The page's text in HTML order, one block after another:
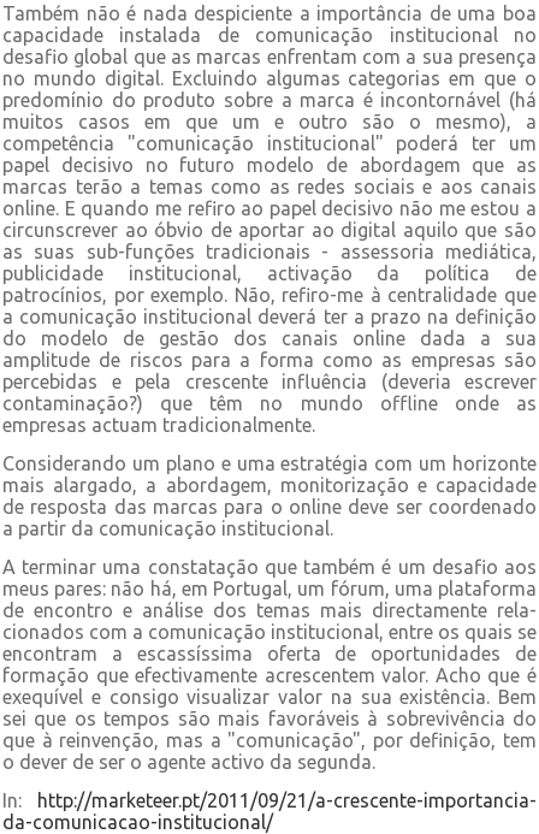
Também não é nada despiciente a importância de uma boa
capacidade instalada de comunicação institucional no
desafio global que as marcas enfrentam com a sua presença
no mundo digital. Excluindo algumas categorias em que o
predomínio do produto sobre a marca é incontornável (há
muitos casos em que um e outro são o mesmo), a
competência "comunicação institucional" poderá ter um
papel decisivo no futuro modelo de abordagem que as
marcas terão a temas como as redes sociais e aos canais
online. E quando me refiro ao papel decisivo não me estou a
circunscrever ao óbvio de aportar ao digital aquilo que são
as suas sub-funções tradicionais - assessoria mediática,
publicidade institucional, activação da política de
patrocínios, por exemplo. Não, refiro-me à centralidade que
a comunicação institucional deverá ter a prazo na definição
do modelo de gestão dos canais online dada a sua
amplitude de riscos para a forma como as empresas são
percebidas e pela crescente influência (deveria escrever
contaminação?) que têm no mundo offline onde as
empresas actuam tradicionalmente.
Considerando um plano e uma estratégia com um horizonte
mais alargado, a aborda­gem, monitorização e capacidade
de resposta das marcas para o online deve ser coordenado
a partir da comunicação institucional.
A terminar uma constatação que também é um desafio aos
meus pares: não há, em Por­tugal, um fórum, uma plataforma
de encontro e análise dos temas mais directamente rela­
cionados com a comunicação institucional, entre os quais se
encontram a escassíssima oferta de oportunidades de
formação que efectivamente acrescentem valor. Acho que é
exequível e consigo visualizar valor na sua existência. Bem
sei que os tempos são mais fa­voráveis à sobrevivência do
que à reinvenção, mas a "comunicação", por definição, tem
o dever de ser o agente activo da segunda.
In:
http://marketeer.pt/2011/09/21/a-crescente-importancia-
da-comunicacao-institucional/